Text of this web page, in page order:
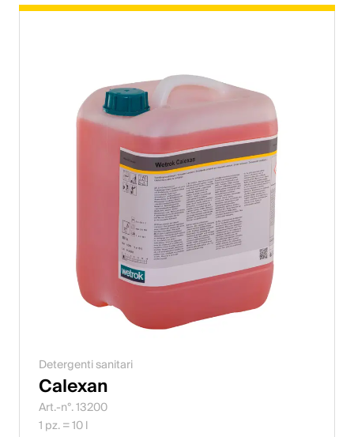
Detergenti sanitari
Calexan
Art.-n°. 13200
1 pz. = 10 l